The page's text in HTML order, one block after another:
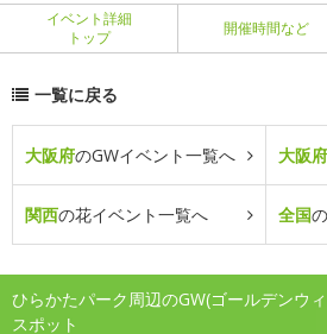
イベント詳細
トップ
開催時間など
一覧に戻る
大阪府のGWイベント一覧へ 大阪府
関西の花イベント一覧へ 全国
ひらかたパーク周辺のGW(ゴールデンウ
スポット